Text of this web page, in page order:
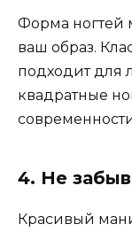
Форма ногтей
ваш образ.
подходит для
квадратные
4. Не
Красивый